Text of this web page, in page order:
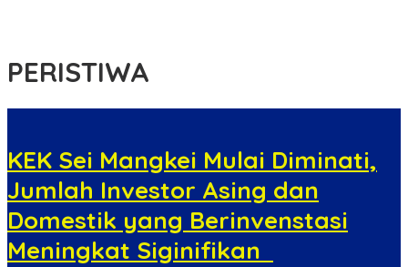
PERISTIWA
KEK Sei Mangkei Mulai Diminati,
Jumlah Investor Asing dan
Domestik yang Berinvenstasi
Meningkat Siginifikan